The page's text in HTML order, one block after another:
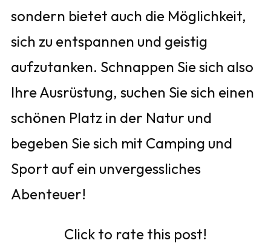
sondern bietet auch die Möglichkeit,
sich zu entspannen und geistig
aufzutanken. Schnappen Sie sich also
Ihre Ausrüstung, suchen Sie sich einen
schönen Platz in der Natur und
begeben Sie sich mit Camping und
Sport auf ein unvergessliches
Abenteuer!
Click to rate this post!